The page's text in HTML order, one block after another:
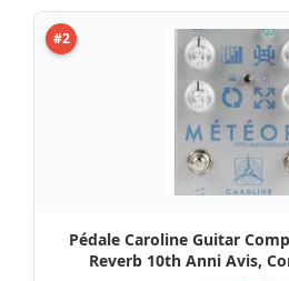
#2
Pédale Caroline Guitar
Reverb 10th Anni Avis,